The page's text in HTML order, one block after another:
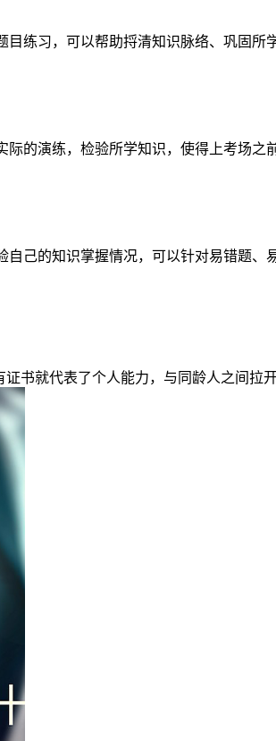
练习，可以帮助捋清知识脉络、巩固所
的演练，检验所学知识，使得上考场之
己的知识掌握情况，可以针对易错题、
书就代表了个人能力，与同龄人之间拉